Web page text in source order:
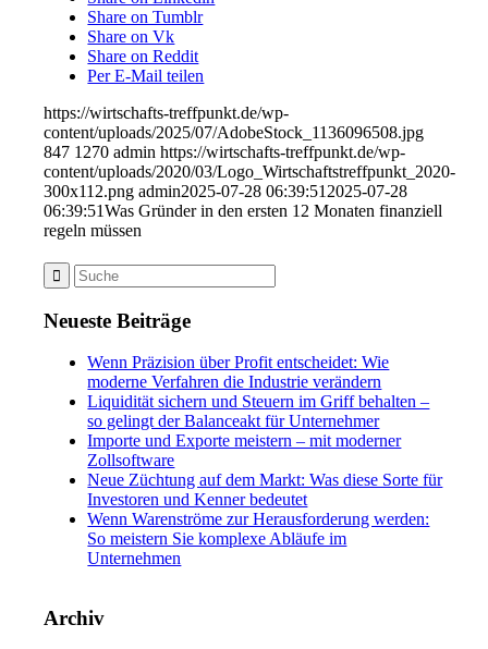
Share on Tumblr
Share on Vk
Share on Reddit
Per E-Mail teilen
https://wirtschafts-treffpunkt.de/wp-
content/uploads/2025/07/AdobeStock_1136096508.jpg
847 1270 admin https://wirtschafts-treffpunkt.de/wp-
content/uploads/2020/03/Logo_Wirtschaftstreffpunkt_2020-
300x112.png admin2025-07-28 06:39:51 2025-07-28
06:39:51Was Gründer in den ersten 12 Monaten finanziell
regeln müssen
Neueste Beiträge
Wenn Präzision über Profit entscheidet: Wie
moderne Verfahren die Industrie verändern
Liquidität sichern und Steuern im Griff behalten –
so gelingt der Balanceakt für Unternehmer
Importe und Exporte meistern – mit moderner
Zollsoftware
Neue Züchtung auf dem Markt: Was diese Sorte für
Investoren und Kenner bedeutet
Wenn Warenströme zur Herausforderung werden:
So meistern Sie komplexe Abläufe im
Unternehmen
Archiv